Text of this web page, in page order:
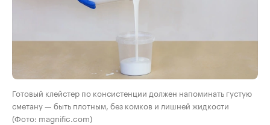
Готовый клейстер по консистенции должен напоминать густую
сметану — быть плотным, без комков и лишней жидкости
(Фото: magnific.com)